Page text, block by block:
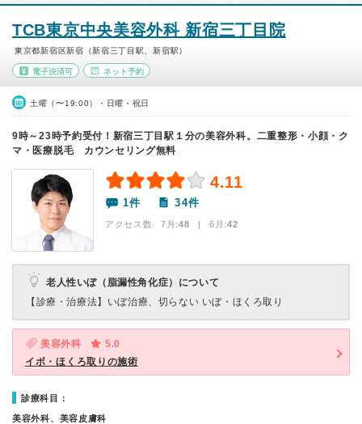
TCB東京中央美容外科 新宿三丁目院
東京都新宿区新宿（新宿三丁目駅、新宿駅）
電子決済可 ネット予約
土曜（〜19:00）・日曜・祝日
9時～23時予約受付！新宿三丁目駅１分の美容外科。二重整形・小顔・ク
マ・医療脱毛 カウンセリング無料
4.11
1件 34件
アクセス数 7月:48 | 6月:42
老人性いぼ（脂漏性角化症）について
【診療・治療法】 いぼ治療、切らない いぼ・ほくろ取り
美容外科
5.0
イボ・ほくろ取りの施術
診療科目：
美容外科、美容皮膚科